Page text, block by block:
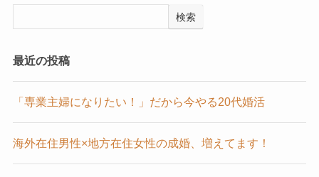
検索
最近の投稿
「専業主婦になりたい！」だから今やる20代婚活
海外在住男性×地方在住女性の成婚、増えてます！